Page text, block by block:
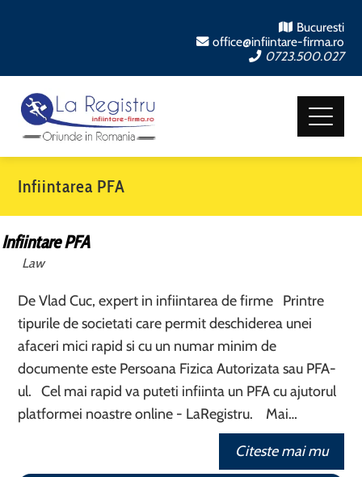
Bucuresti
office@infiintare-firma.ro
0723.500.027
Infiintarea PFA
Infiintare PFA
Law
De Vlad Cuc, expert in infiintarea de firme Printre
tipurile de societati care permit deschiderea unei
afaceri mici rapid si cu un numar minim de
documente este Persoana Fizica Autorizata sau PFA-
ul. Cel mai rapid va puteti infiinta un PFA cu ajutorul
platformei noastre online - LaRegistru. Mai…
Citeste mai mu